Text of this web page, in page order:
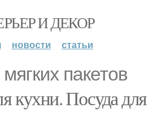
И ДЕКОР
новости статьи
пакетов
кухни. Посуда для